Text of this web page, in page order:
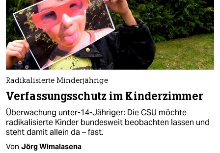
Radikalisierte Minderjährige
Verfassungsschutz im Kinderzimmer
Überwachung unter-14-Jähriger: Die CSU möchte
radikalisierte Kinder bundesweit beobachten lassen und
steht damit allein da – fast.
Von Jörg Wimalasena